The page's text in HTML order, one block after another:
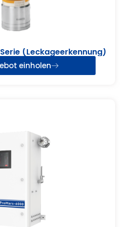
(Leckageerkennung)
einholen